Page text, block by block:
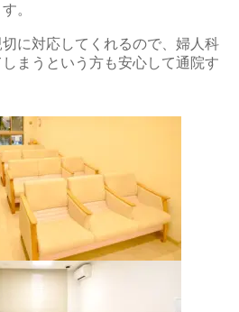
。
に対応してくれるので、婦人科
まうという方も安心して通院す